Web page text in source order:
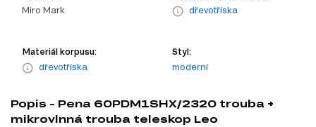
Miro Mark
dřevotříska
Materiál korpusu:
dřevotříska
Styl:
moderní
Popis - Pena 60PDM1SHX/2320 trouba +
mikrovlnná trouba teleskop Leo